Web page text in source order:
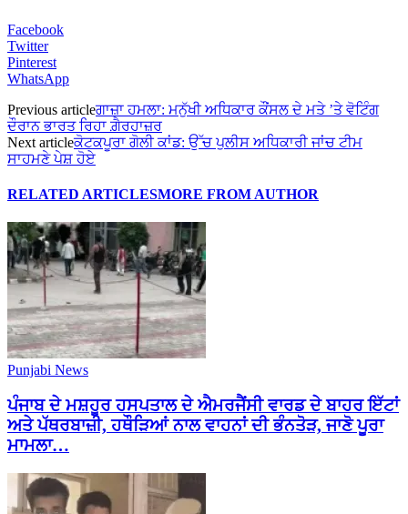
Facebook
Twitter
Pinterest
WhatsApp
Previous articleਗਾਜ਼ਾ ਹਮਲਾ: ਮਨੁੱਖੀ ਅਧਿਕਾਰ ਕੌਂਸਲ ਦੇ ਮਤੇ ’ਤੇ ਵੋਟਿੰਗ
ਦੌਰਾਨ ਭਾਰਤ ਰਿਹਾ ਗ਼ੈਰਹਾਜ਼ਰ
Next articleਕੋਟਕਪੂਰਾ ਗੋਲੀ ਕਾਂਡ: ਉੱਚ ਪੁਲੀਸ ਅਧਿਕਾਰੀ ਜਾਂਚ ਟੀਮ
ਸਾਹਮਣੇ ਪੇਸ਼ ਹੋਏ
RELATED ARTICLESMORE FROM AUTHOR
Punjabi News
ਪੰਜਾਬ ਦੇ ਮਸ਼ਹੂਰ ਹਸਪਤਾਲ ਦੇ ਐਮਰਜੈਂਸੀ ਵਾਰਡ ਦੇ ਬਾਹਰ ਇੱਟਾਂ
ਅਤੇ ਪੱਥਰਬਾਜ਼ੀ, ਹਥੌੜਿਆਂ ਨਾਲ ਵਾਹਨਾਂ ਦੀ ਭੰਨਤੋੜ, ਜਾਣੋ ਪੂਰਾ
ਮਾਮਲਾ…